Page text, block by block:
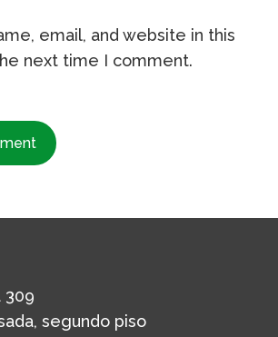
email, and website in this
next time I comment.
309
segundo piso